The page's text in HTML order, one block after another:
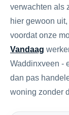
verwachten als
hier gewoon
voordat onze
Vandaag
Waddinxveen -
dan pas
woning zonder